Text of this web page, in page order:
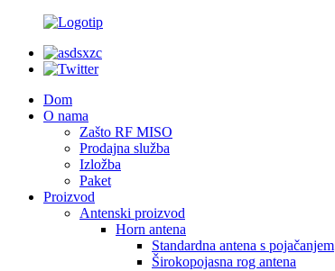
Dom
O nama
Zašto RF MISO
Prodajna služba
Izložba
Paket
Proizvod
Antenski proizvod
Horn antena
Standardna antena s pojačanjem
Širokopojasna rog antena